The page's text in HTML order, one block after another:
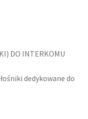
DO INTERKOMU
dedykowane do